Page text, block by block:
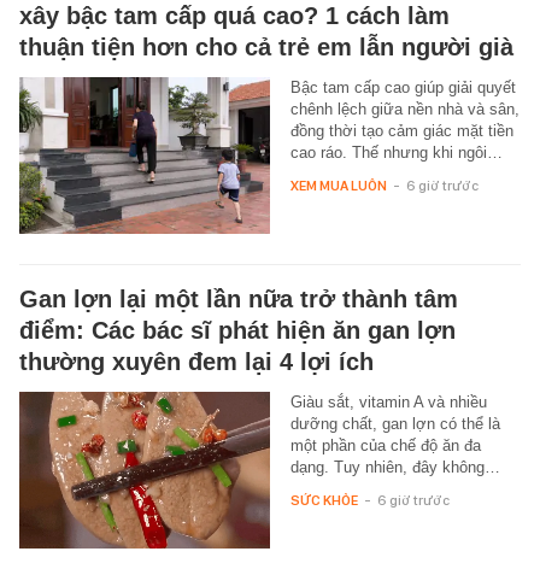
xây bậc tam cấp quá cao? 1 cách làm
thuận tiện hơn cho cả trẻ em lẫn người già
Bậc tam cấp cao giúp giải quyết
chênh lệch giữa nền nhà và sân,
đồng thời tạo cảm giác mặt tiền
cao ráo. Thế nhưng khi ngôi…
XEM MUA LUÔN - 6 giờ trước
Gan lợn lại một lần nữa trở thành tâm
điểm: Các bác sĩ phát hiện ăn gan lợn
thường xuyên đem lại 4 lợi ích
Giàu sắt, vitamin A và nhiều
dưỡng chất, gan lợn có thể là
một phần của chế độ ăn đa
dạng. Tuy nhiên, đây không…
SỨC KHỎE - 6 giờ trước